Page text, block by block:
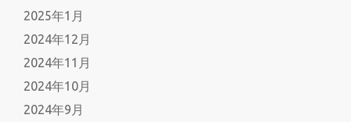
2025年1月
2024年12月
2024年11月
2024年10月
2024年9月